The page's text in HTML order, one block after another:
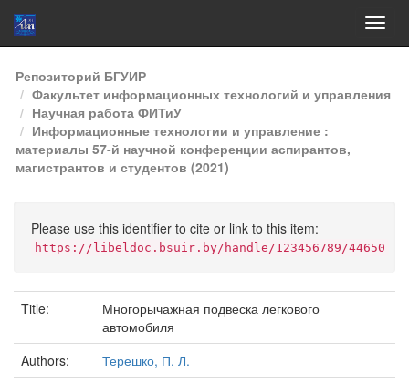
Skip
navigation
Репозиторий БГУИР
Факультет информационных технологий и управления
Научная работа ФИТиУ
Информационные технологии и управление :
материалы 57-й научной конференции аспирантов,
магистрантов и студентов (2021)
Please use this identifier to cite or link to this item:
https://libeldoc.bsuir.by/handle/123456789/44650
Title:
Многорычажная подвеска легкового
автомобиля
Authors:
Терешко, П. Л.